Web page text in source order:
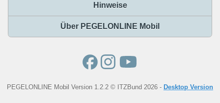
Hinweise
Über PEGELONLINE Mobil
PEGELONLINE Mobil Version 1.2.2 © ITZBund 2026 - Desktop Version